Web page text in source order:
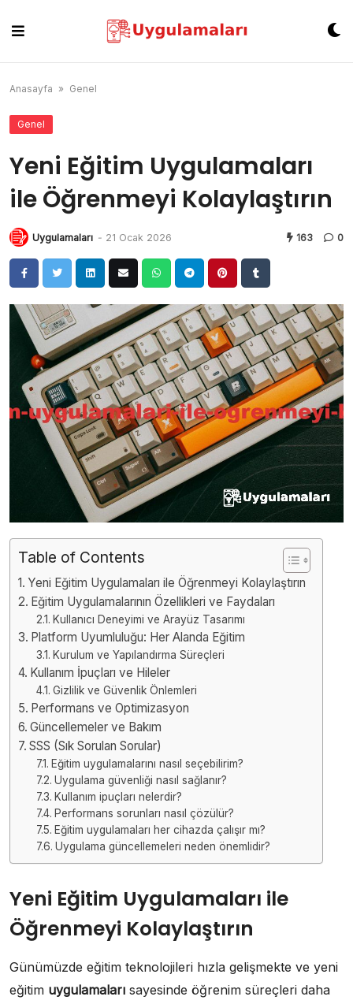
content
Anasayfa » Genel
Genel
Yeni Eğitim Uygulamaları
ile Öğrenmeyi Kolaylaştırın
Uygulamaları - 21 Ocak 2026 163 0
Table of Contents
Yeni Eğitim Uygulamaları ile Öğrenmeyi Kolaylaştırın
Eğitim Uygulamalarının Özellikleri ve Faydaları
Kullanıcı Deneyimi ve Arayüz Tasarımı
Platform Uyumluluğu: Her Alanda Eğitim
Kurulum ve Yapılandırma Süreçleri
Kullanım İpuçları ve Hileler
Gizlilik ve Güvenlik Önlemleri
Performans ve Optimizasyon
Güncellemeler ve Bakım
SSS (Sık Sorulan Sorular)
Eğitim uygulamalarını nasıl seçebilirim?
Uygulama güvenliği nasıl sağlanır?
Kullanım ipuçları nelerdir?
Performans sorunları nasıl çözülür?
Eğitim uygulamaları her cihazda çalışır mı?
Uygulama güncellemeleri neden önemlidir?
Yeni Eğitim Uygulamaları ile
Öğrenmeyi Kolaylaştırın
Günümüzde eğitim teknolojileri hızla gelişmekte ve yeni
eğitim uygulamaları sayesinde öğrenim süreçleri daha